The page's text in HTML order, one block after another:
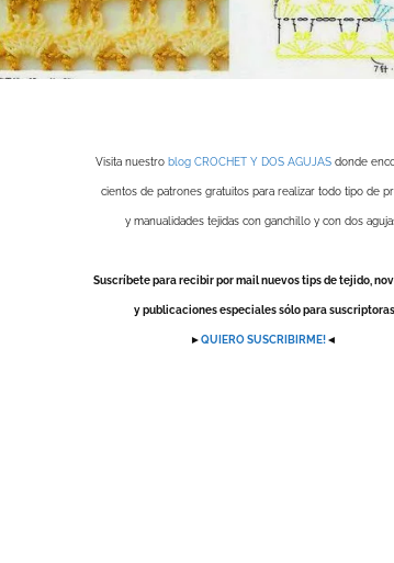
Visita nuestroblog CROCHET Y DOS AGUJASdonde
cientos de patrones gratuitos para realizar todo tipo de
y manualidades tejidas con ganchillo y con dos
Suscríbete para recibir por mail nuevos tips de tejido,
y publicaciones especiales sólo para suscriptoras
►QUIERO SUSCRIBIRME!◄